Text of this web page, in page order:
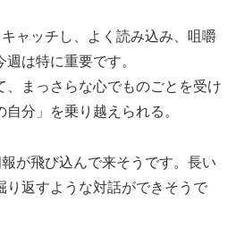
ャッチし、よく読み込み、咀嚼
は特に重要です。
、まっさらな心でものごとを受け
分」を乗り越えられる。
が飛び込んで来そうです。長い
り返すような対話ができそうで